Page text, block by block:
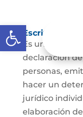
Abrir barra de
Escritura
Es un
declaración
personas,
hacer un
jurídico
elaboración